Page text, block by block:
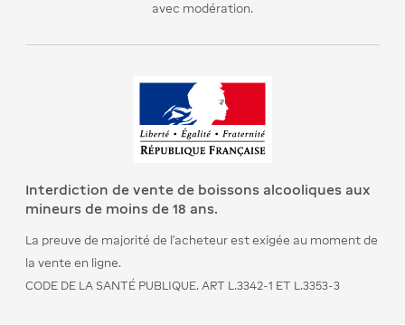
avec modération.
Interdiction de vente de boissons alcooliques aux
mineurs de moins de 18 ans.
La preuve de majorité de l’acheteur est exigée au moment de
la vente en ligne.
CODE DE LA SANTÉ PUBLIQUE. ART L.3342-1 ET L.3353-3